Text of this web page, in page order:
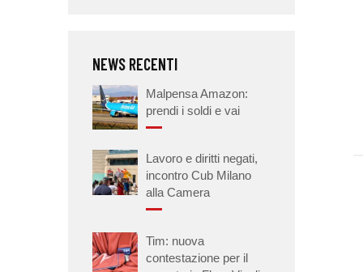
NEWS RECENTI
Malpensa Amazon:
prendi i soldi e vai
Lavoro e diritti negati,
incontro Cub Milano
alla Camera
Tim: nuova
contestazione per il